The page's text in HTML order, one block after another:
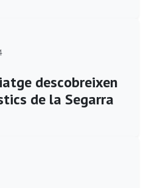
descobreixen
de la Segarra